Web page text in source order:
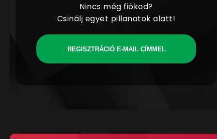
Nincs még fiókod?
Csinálj egyet pillanatok alatt!
REGISZTRÁCIÓ E-MAIL CÍMMEL